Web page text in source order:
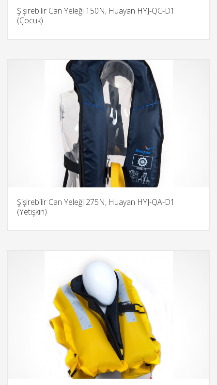
Şişirebilir Can Yeleği 150N, Huayan HYJ-QC-D1
(Çocuk)
Şişirebilir Can Yeleği 275N, Huayan HYJ-QA-D1
(Yetişkin)